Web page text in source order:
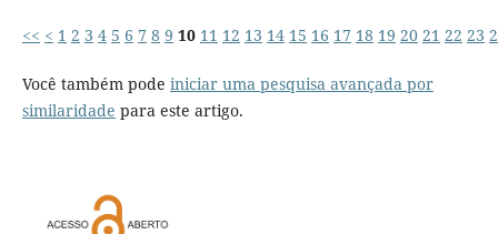
<< < 1 2 3 4 5 6 7 8 9 10 11 12 13 14 15 16 17 18 19 20 21 22 23
Você também pode iniciar uma pesquisa avançada por
similaridade para este artigo.